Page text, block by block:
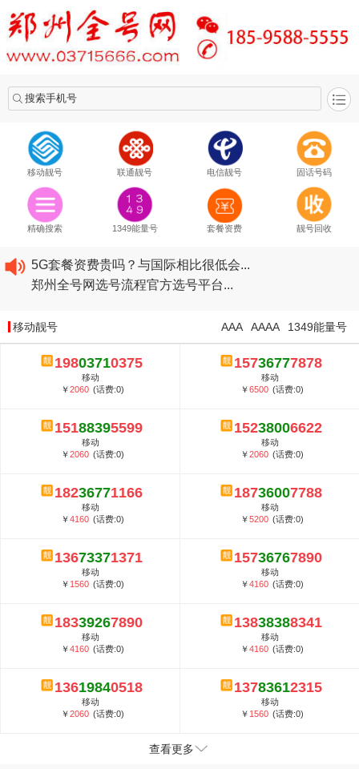
搜索手机号
移动靓号 联通靓号 电信靓号 固话号码
精确搜索 1349能量号 套餐资费 靓号回收
2020​移动最新套餐资费...
2020​联通最新套餐资费...
5G套餐资费贵吗？与国际相比很低会...
郑州全号网选号流程官方选号平台...
2020​联通最新套餐资费...
2020​电信最新套餐资费...
5G套餐资费贵吗？与国际相比很低会...
郑州全号网选号流程官方选号平台...
移动靓号 1349能量号
AAAA
AAA
19803710375
移动
￥2060 (话费:0)
15736777878
移动
￥6500 (话费:0)
15188395599
移动
￥2060 (话费:0)
15238006622
移动
￥2060 (话费:0)
18236771166
移动
￥4160 (话费:0)
18736007788
移动
￥5200 (话费:0)
13673371371
移动
￥ 1560 (话费:0)
15736767890
移动
￥4160 (话费:0)
18339267890
移动
￥4160 (话费:0)
13838388341
移动
￥4160 (话费:0)
13619840518
移动
￥2060 (话费:0)
13783612315
移动
￥ 1560 (话费:0)
查看更多